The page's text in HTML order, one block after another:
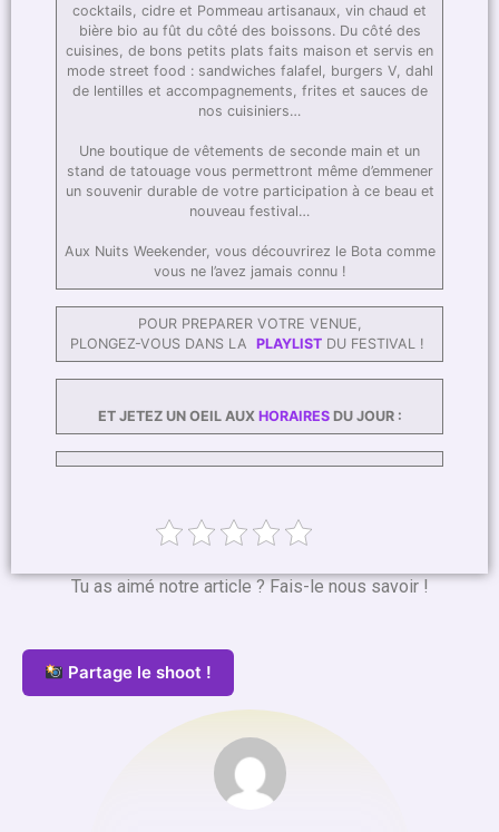
cocktails, cidre et Pommeau artisanaux, vin chaud et
bière bio au fût du côté des boissons. Du côté des
cuisines, de bons petits plats faits maison et servis en
mode street food : sandwiches falafel, burgers V, dahl
de lentilles et accompagnements, frites et sauces de
nos cuisiniers…
Une boutique de vêtements de seconde main et un
stand de tatouage vous permettront même d’emmener
un souvenir durable de votre participation à ce beau et
nouveau festival…
Aux Nuits Weekender, vous découvrirez le Bota comme
vous ne l’avez jamais connu !
POUR PREPARER VOTRE VENUE,
PLONGEZ-VOUS DANS LA PLAYLIST DU FESTIVAL !
ET JETEZ UN OEIL AUX HORAIRESDU JOUR :
Tu as aimé notre article ? Fais-le nous savoir !
Partage le shoot !